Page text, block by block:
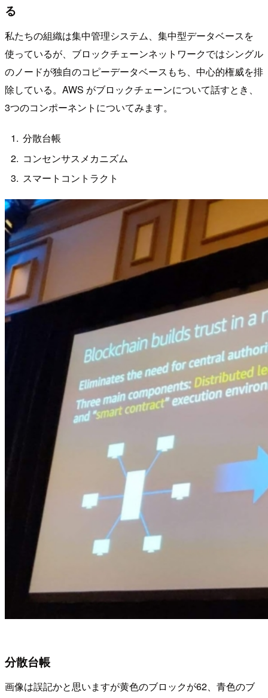
る
私たちの組織は集中管理システム、集中型データベースを
使っているが、ブロックチェーンネットワークではシングル
のノードが独自のコピーデータベースもち、中心的権威を排
除している。AWS がブロックチェーンについて話すとき、
3つのコンポーネントについてみます。
分散台帳
コンセンサスメカニズム
スマートコントラクト
分散台帳
画像は誤記かと思いますが黄色のブロックが62、青色のブ